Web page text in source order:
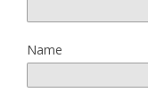
Name